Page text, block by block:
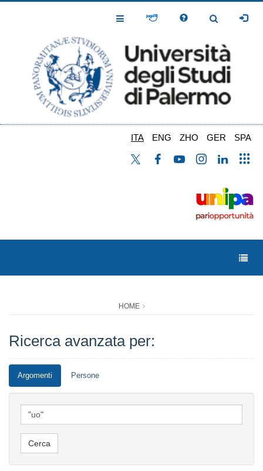
Toggle
Toggle
ITA ENG ZHO GER SPA
HOME
Ricerca avanzata per:
Argomenti Persone